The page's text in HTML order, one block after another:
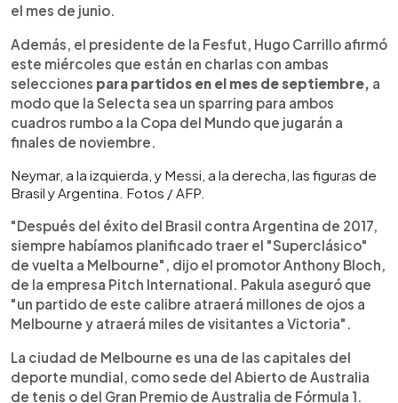
el mes de junio.
Además, el presidente de la Fesfut, Hugo Carrillo afirmó
este miércoles que están en charlas con ambas
selecciones para partidos en el mes de septiembre, a
modo que la Selecta sea un sparring para ambos
cuadros rumbo a la Copa del Mundo que jugarán a
finales de noviembre.
Neymar, a la izquierda, y Messi, a la derecha, las figuras de
Brasil y Argentina. Fotos / AFP.
"Después del éxito del Brasil contra Argentina de 2017,
siempre habíamos planificado traer el "Superclásico"
de vuelta a Melbourne", dijo el promotor Anthony Bloch,
de la empresa Pitch International. Pakula aseguró que
"un partido de este calibre atraerá millones de ojos a
Melbourne y atraerá miles de visitantes a Victoria".
La ciudad de Melbourne es una de las capitales del
deporte mundial, como sede del Abierto de Australia
de tenis o del Gran Premio de Australia de Fórmula 1.